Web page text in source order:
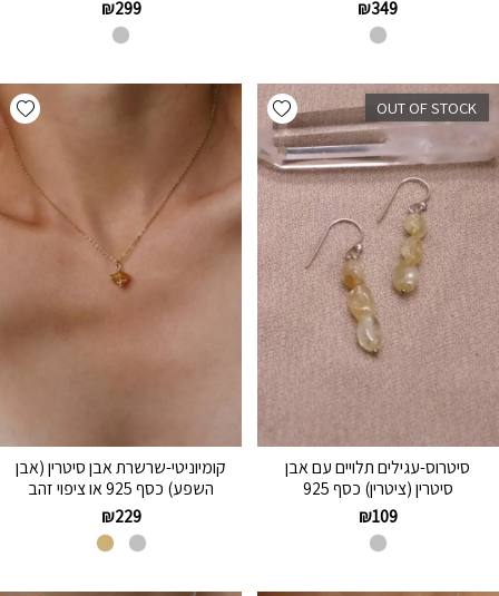
₪349
₪299
Add wishlist OUT OF STOCK
סיטרוס-עגילים תלויים עם אבן
סיטרין (ציטרין) כסף 925
₪109
קומיוניטי-שרשרת אבן סיטרין (אבן
השפע) כסף 925 או ציפוי זהב
₪229